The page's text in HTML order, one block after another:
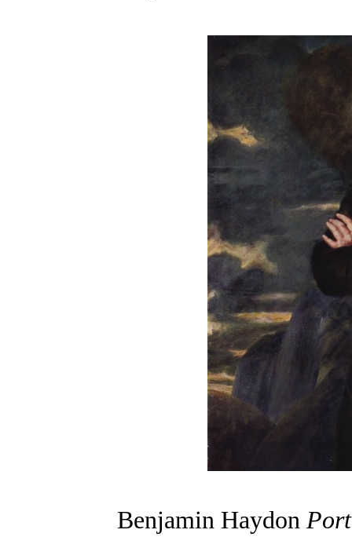
Benjamin Haydon